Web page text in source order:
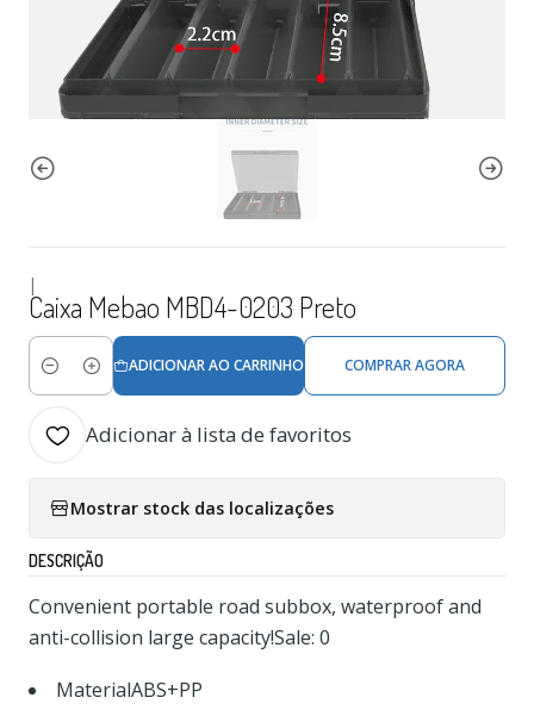
|
Caixa Mebao MBD4-0203 Preto
Quantidade
ADICIONAR AO CARRINHO COMPRAR AGORA
Adicionar à lista de favoritos
Mostrar stock das localizações
DESCRIÇÃO
Convenient portable road subbox, waterproof and
anti-collision large capacity!Sale: 0
MaterialABS+PP